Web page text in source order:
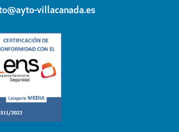
villacanada.es